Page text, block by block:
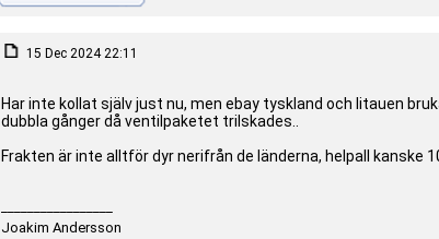
15 Dec 2024 22:11
Har inte kollat själv just nu, men ebay tyskland och litauen
dubbla gånger då ventilpaketet trilskades..
Frakten är inte alltför dyr nerifrån de länderna, helpall kanske
Joakim Andersson